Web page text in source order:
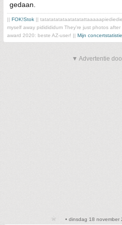
gedaan.
FOK!Stok ||
myself away pididididum They're just photos after
award 2020: beste AZ-user! || Mijn
▼ Advertentie
• dinsdag 18 november